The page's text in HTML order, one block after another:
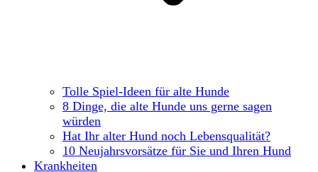
Tolle Spiel-Ideen für alte Hunde
8 Dinge, die alte Hunde uns gerne sagen
würden
Hat Ihr alter Hund noch Lebensqualität?
10 Neujahrsvorsätze für Sie und Ihren Hund
Krankheiten